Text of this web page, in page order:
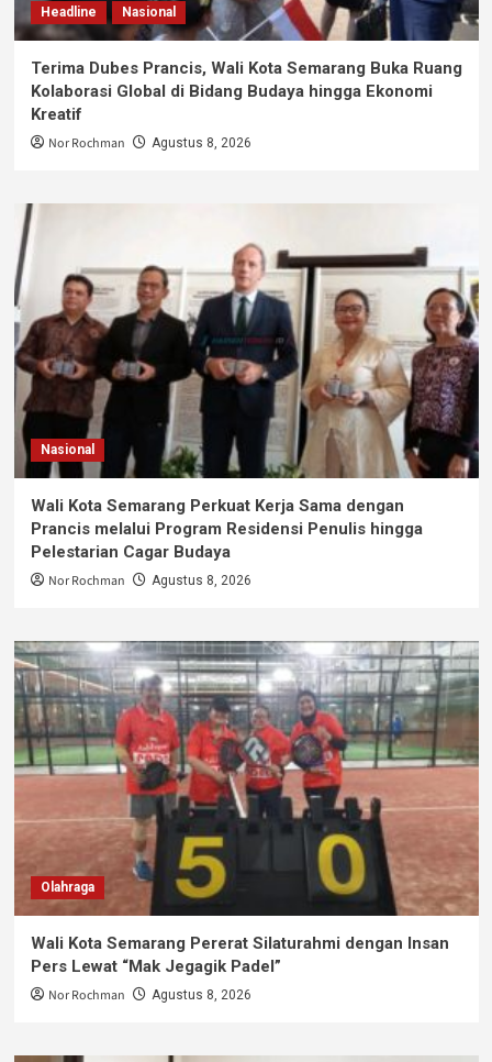
Headline Nasional
Terima Dubes Prancis, Wali Kota Semarang Buka Ruang
Kolaborasi Global di Bidang Budaya hingga Ekonomi
Kreatif
Nor Rochman Agustus 8, 2026
Nasional
Wali Kota Semarang Perkuat Kerja Sama dengan
Prancis melalui Program Residensi Penulis hingga
Pelestarian Cagar Budaya
Nor Rochman Agustus 8, 2026
Olahraga
Wali Kota Semarang Pererat Silaturahmi dengan Insan
Pers Lewat “Mak Jegagik Padel”
Nor Rochman Agustus 8, 2026